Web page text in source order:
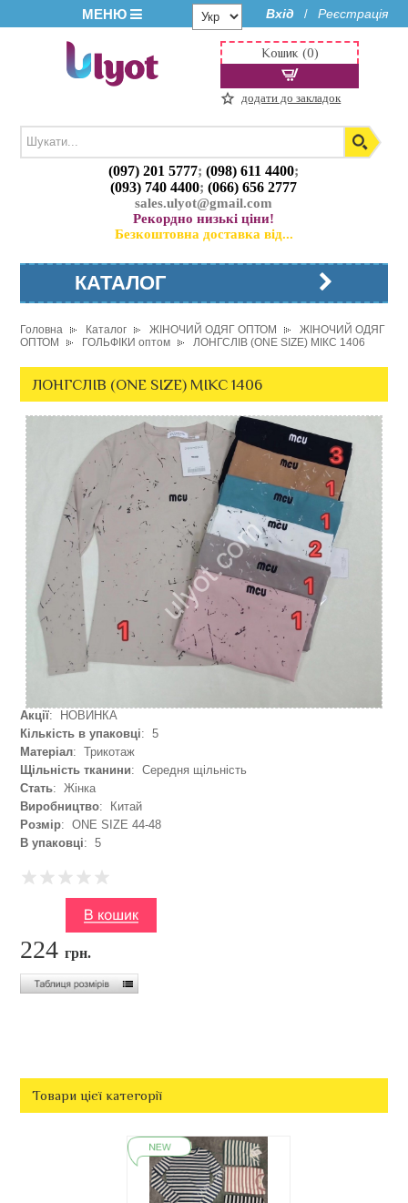
МЕНЮ Вхід / Реєстрація
(097) 201 5777;(098) 611 4400;
(093) 740 4400;(066) 656 2777
sales.ulyot@gmail.com
Рекордно низькі ціни!
Безкоштовна доставка від...
Кошик (0)
додати до закладок
КАТАЛОГ
Головна Каталог ЖІНОЧИЙ ОДЯГ ОПТОМ
ЖІНОЧИЙ ОДЯГ
ОПТОМ
ГОЛЬФІКИ оптом ЛОНГСЛІВ (ONE SIZE) МІКС 1406
ЛОНГСЛІВ (ONE SIZE) МІКС 1406
Акції: НОВИНКА
Кількість в упаковці: 5
Матеріал: Трикотаж
Щільність тканини: Середня щільність
Стать: Жінка
Виробництво: Китай
Розмір: ONE SIZE 44-48
В упаковці: 5
224грн.
Товари цієї категорії